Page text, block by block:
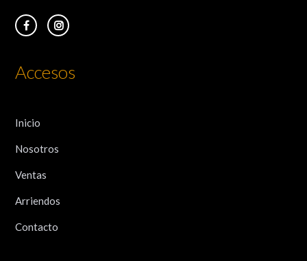
Accesos
Inicio
Nosotros
Ventas
Arriendos
Contacto